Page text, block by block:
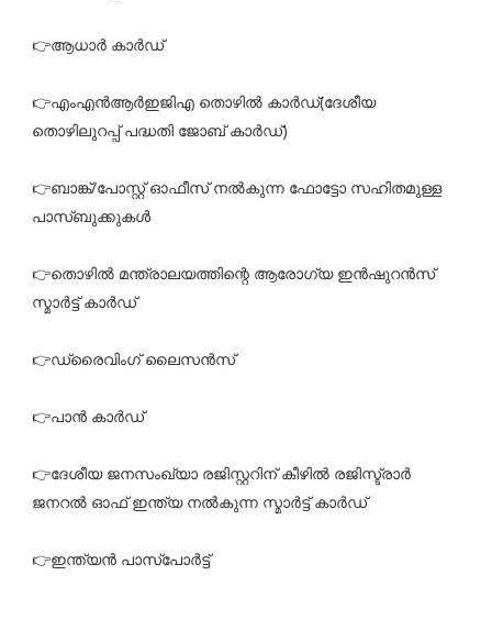
👉ആധാർ കാർഡ്
👉എംഎൻആർഇജിഎ തൊഴിൽ കാർഡ്(ദേശീയ
തൊഴിലുറപ്പ് പദ്ധതി ജോബ് കാർഡ്)
👉ബാങ്ക്/പോസ്റ്റ് ഓഫീസ് നൽകുന്ന ഫോട്ടോ സഹിതമുള്ള
പാസ്ബുക്കുകൾ
👉തൊഴിൽ മന്ത്രാലയത്തിന്റെ ആരോഗ്യ ഇൻഷുറൻസ്
സ്മാർട്ട് കാർഡ്
👉ഡ്രൈവിംഗ് ലൈസൻസ്
👉പാൻ കാർഡ്
👉ദേശീയ ജനസംഖ്യാ രജിസ്റ്ററിന് കീഴിൽ രജിസ്ട്രാർ
ജനറൽ ഓഫ് ഇന്ത്യ നൽകുന്ന സ്മാർട്ട് കാർഡ്
👉ഇന്ത്യൻ പാസ്പോർട്ട്